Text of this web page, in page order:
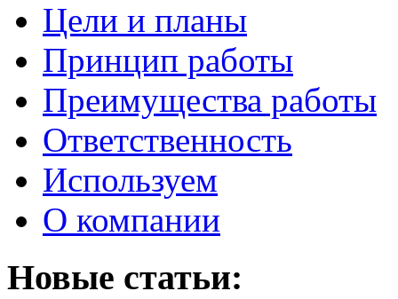
Цели и планы
Принцип работы
Преимущества работы
Ответственность
Используем
О компании
Новые статьи: